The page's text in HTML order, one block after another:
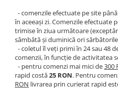
Energie şi hidratare
Oxizi nitrici și Pump-uri
Pre-Workout
Slăbire, arderea grăsimilor
Înlocuitori de mese
Tesla
Xplode Gain Nutrition
- comenzile efectuate pe site
în aceeași zi. Comenzile efectuate
trimise în ziua următoare
sâmbătă și duminică ori
- coletul îl veți primi în 24 sau 48
comenzii, în funcție de activitatea
- pentru comenzi mai mici de300
rapid costă25 RON. Pentru
RON livrarea prin curierat rapid